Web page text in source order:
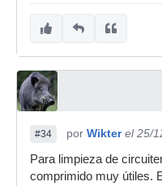
#34 por Wikter el 25/
Para limpieza de
comprimido muy útiles.